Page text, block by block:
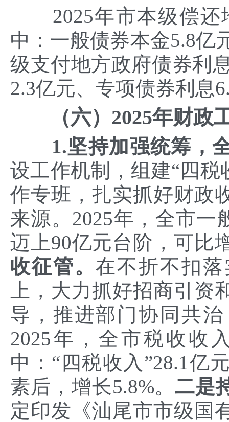
2025年市本级偿还
中：一般债券本金5.8亿
级支付地方政府债券利
2.3亿元、专项债券利息
（六）2025年财政
1.坚持加强统筹，
设工作机制，组建“四
作专班，扎实抓好财政
来源。2025年，全市一
迈上90亿元台阶，可比
收征管。在不折不扣
上，大力抓好招商引
导，推进部门协同共
2025年，全市税收收
中：“四税收入”28.1亿
素后，增长5.8%。 二是
定印发《汕尾市市级国